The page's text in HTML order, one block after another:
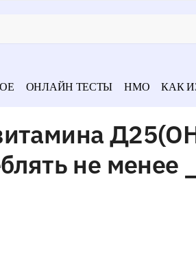
ОНЛАЙН ТЕСТЫ НМО КАК
не менее